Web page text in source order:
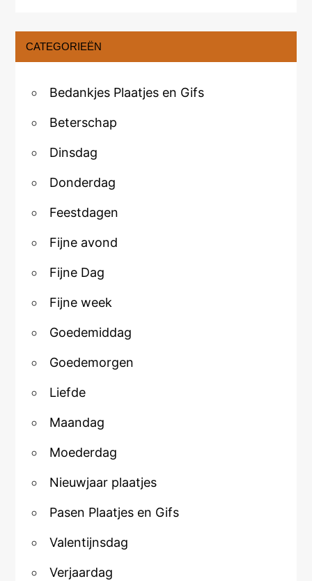
CATEGORIEËN
Bedankjes Plaatjes en Gifs
Beterschap
Dinsdag
Donderdag
Feestdagen
Fijne avond
Fijne Dag
Fijne week
Goedemiddag
Goedemorgen
Liefde
Maandag
Moederdag
Nieuwjaar plaatjes
Pasen Plaatjes en Gifs
Valentijnsdag
Verjaardag